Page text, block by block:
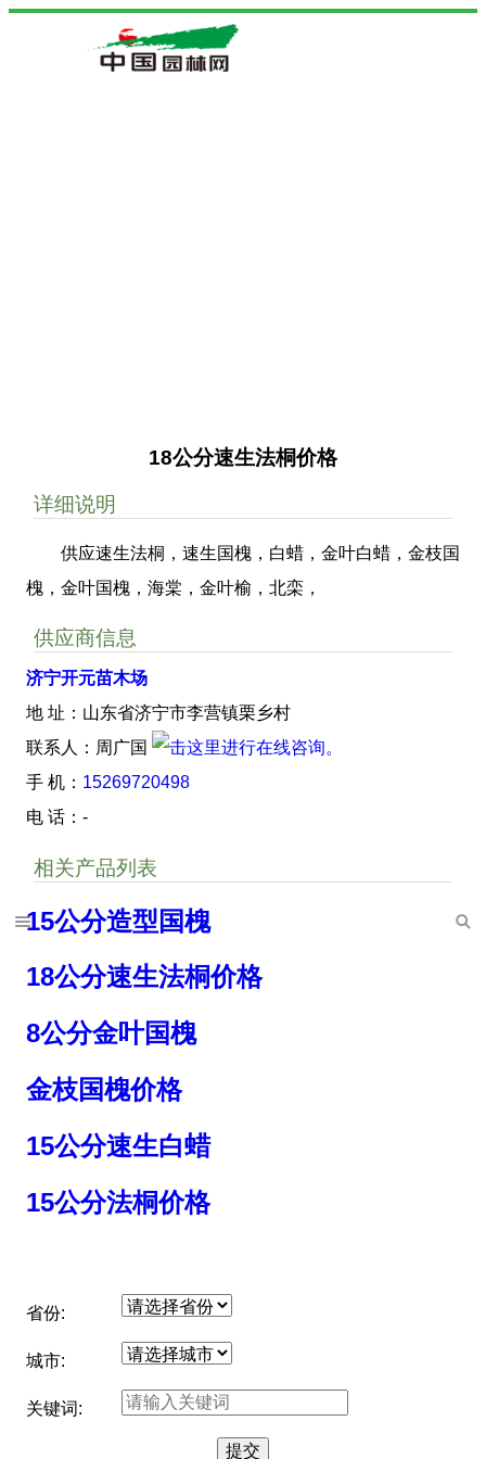
18公分速生法桐价格
详细说明
供应速生法桐，速生国槐，白蜡，金叶白蜡，金枝国
槐，金叶国槐，海棠，金叶榆，北栾，
供应商信息
济宁开元苗木场
地 址：山东省济宁市李营镇栗乡村
联系人：周广国
手 机： 15269720498
电 话：-
相关产品列表
15公分造型国槐
18公分速生法桐价格
8公分金叶国槐
金枝国槐价格
15公分速生白蜡
15公分法桐价格
省份:
城市:
关键词: